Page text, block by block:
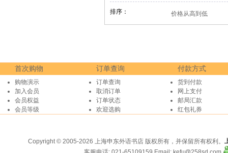
排序： 价格从高到低
首次购物
购物演示
加入会员
会员权益
会员等级
订单查询
订单查询
取消订单
订单状态
欢迎选购
付款方式
货到付款
网上支付
邮局汇款
红包礼券
Copyright © 2005-2026 上海申东外语书店 版权所有，并保留所有权利。